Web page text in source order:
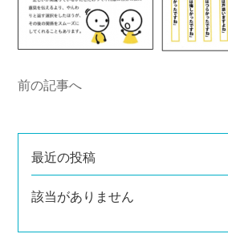
前の記事へ
最近の投稿
該当がありません